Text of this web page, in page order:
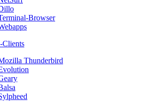
Browser
Thunderbird